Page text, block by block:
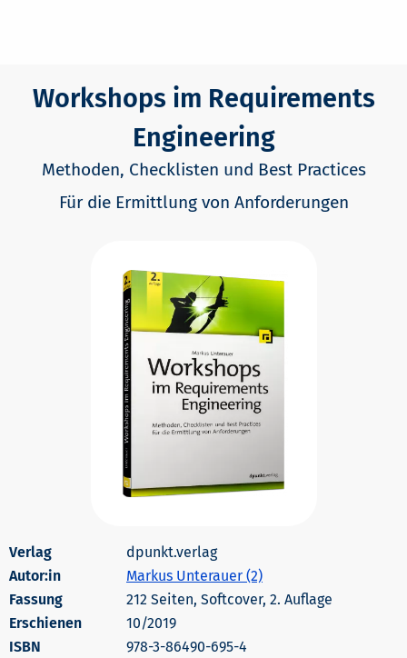
Workshops im Requirements
Engineering
Methoden, Checklisten und Best Practices
Für die Ermittlung von Anforderungen
dpunkt.verlag
Autor:in
Markus Unterauer (2)
212 Seiten, Softcover, 2. Auflage
Erschienen
10/2019
978-3-86490-695-4